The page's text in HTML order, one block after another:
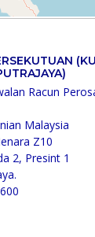
Racun
Malaysia
Z10
2, Presint 1